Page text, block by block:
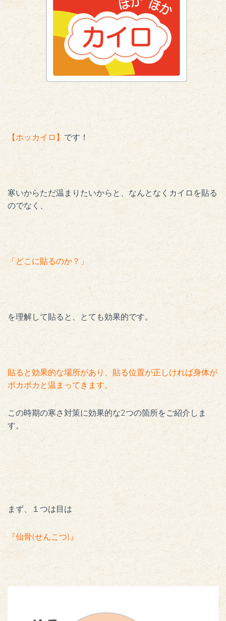
【ホッカイロ】 です！
寒いからただ温まりたいからと、なんとなくカイロを貼る
のでなく、
「どこに貼るのか？」
を理解して貼ると、とても効果的です。
貼ると効果的な場所があり、貼る位置が正しければ身体が
ポカポカと温まってきます。
この時期の寒さ対策に効果的な2つの箇所をご紹介しま
す。
まず、１つは目は
『仙骨(せんこつ)』